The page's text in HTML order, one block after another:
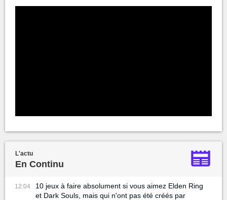
L'actu
En Continu
12:04
10 jeux à faire absolument si vous aimez Elden Ring
et Dark Souls, mais qui n'ont pas été créés par